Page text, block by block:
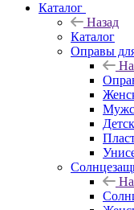
Каталог
Назад
Каталог
Оправы